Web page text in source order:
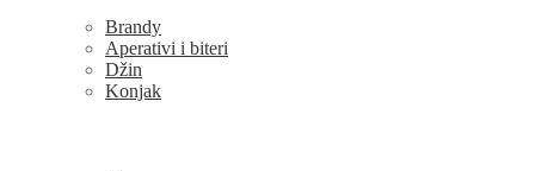
Brandy
Aperativi i biteri
Džin
Konjak